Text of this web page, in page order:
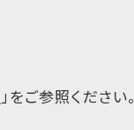
」をご参照ください。